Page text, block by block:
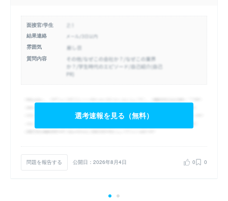
面接官/学生
結果連絡
雰囲気
質問内容
選考速報を見る（無料）
問題を報告する 公開日：2026年8月4日 0 0